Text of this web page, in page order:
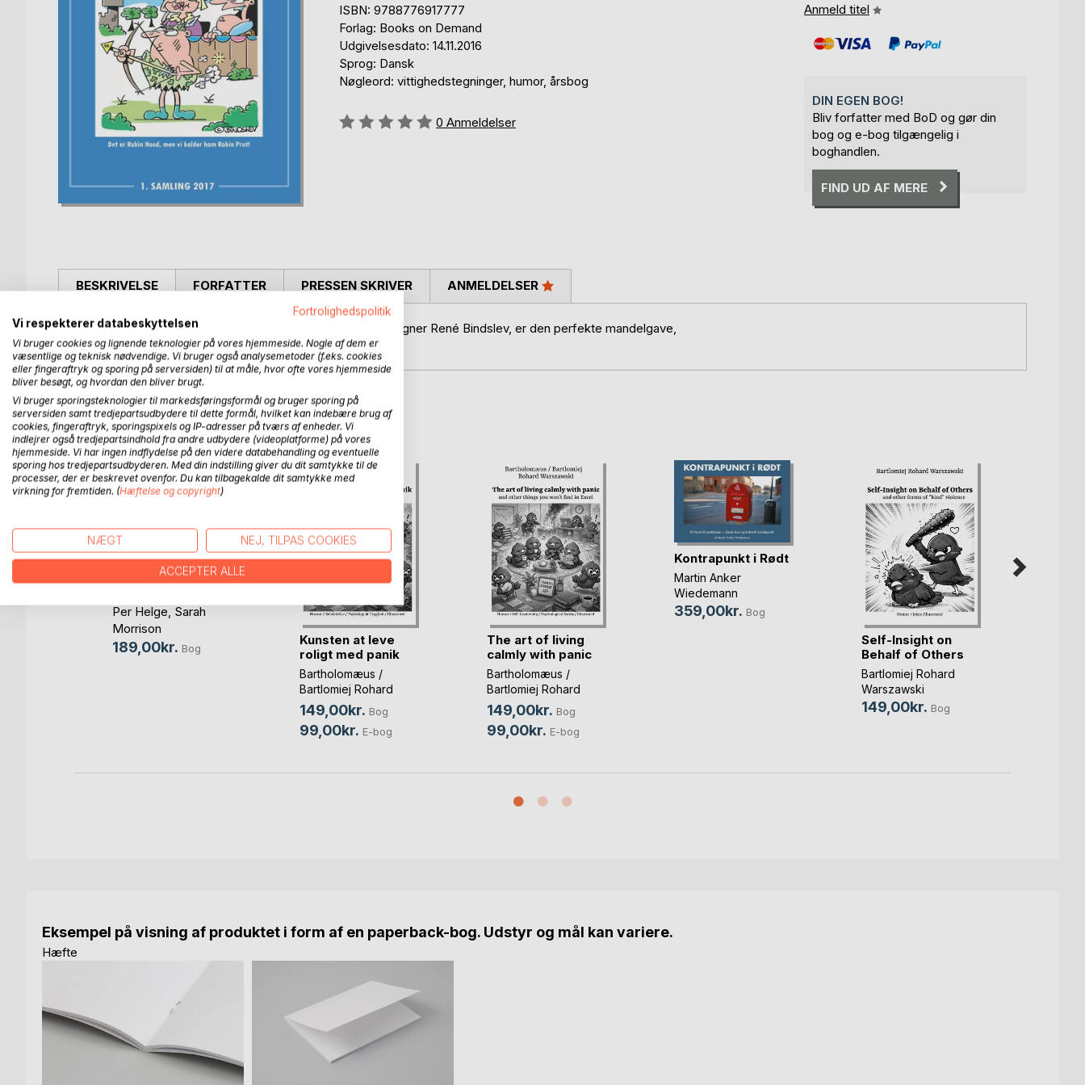
ISBN: 9788776917777
Forlag: Books on Demand
Udgivelsesdato: 14.11.2016
Sprog: Dansk
Nøgleord: vittighedstegninger, humor, årsbog
Anmeldelse::
0 Anmeldelser
Anmeld titel
DIN EGEN BOG!
Bliv forfatter med BoD og gør din
bog og e-bog tilgængelig i
boghandlen.
FIND UD AF MERE
BESKRIVELSE
Bogen, som indeholder 98 sjove vittighedstegninger af tegner René Bindslev, er den perfekte mandelgave,
julegave eller fødselsdagsgave.
FORFATTER PRESSEN SKRIVER ANMELDELSER
FLERE TITLER HOSBoD
of Cars
Per Helge, Sarah
Morrison
189,00kr. Bog
Kunsten at leve
roligt med panik
Bartholomæus /
Bartlomiej Rohard
Warszawski
149,00kr. Bog
99,00kr. E-bog
The art of living
calmly with panic
Bartholomæus /
Bartlomiej Rohard
Warszawski
149,00kr. Bog
99,00kr. E-bog
Kontrapunkt i Rødt
Martin Anker
Wiedemann
359,00kr. Bog
Self-Insight on
Behalf of Others
Bartlomiej Rohard
Warszawski
149,00kr. Bog
Eksempel på visning af produktet i form af en paperback-bog. Udstyr og mål kan variere.
Hæfte
Fortrolighedspolitik
Vi respekterer databeskyttelsen
Vi bruger cookies og lignende teknologier på vores hjemmeside. Nogle af dem er
væsentlige og teknisk nødvendige. Vi bruger også analysemetoder (f.eks. cookies
eller fingeraftryk og sporing på serversiden) til at måle, hvor ofte vores hjemmeside
bliver besøgt, og hvordan den bliver brugt.
Vi bruger sporingsteknologier til markedsføringsformål og bruger sporing på
serversiden samt tredjepartsudbydere til dette formål, hvilket kan indebære brug af
cookies, fingeraftryk, sporingspixels og IP-adresser på tværs af enheder. Vi
indlejrer også tredjepartsindhold fra andre udbydere (videoplatforme) på vores
hjemmeside. Vi har ingen indflydelse på den videre databehandling og eventuelle
sporing hos tredjepartsudbyderen. Med din indstilling giver du dit samtykke til de
processer, der er beskrevet ovenfor. Du kan tilbagekalde dit samtykke med
virkning for fremtiden. (Hæftelse og copyright)
NÆGT NEJ, TILPAS COOKIES
ACCEPTER ALLE